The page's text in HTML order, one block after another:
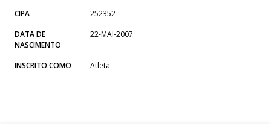
CIPA
252352
DATA DE
NASCIMENTO
22-MAI-2007
INSCRITO COMO Atleta